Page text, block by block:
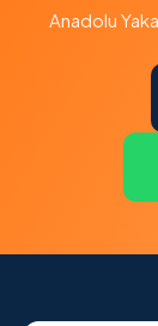
Anadolu